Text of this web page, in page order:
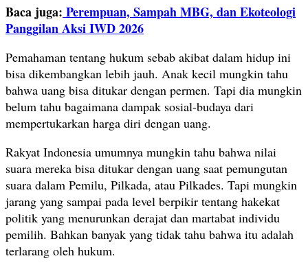
Baca juga: Perempuan, Sampah MBG, dan Ekoteologi
Panggilan Aksi IWD 2026
Pemahaman tentang hukum sebab akibat dalam hidup ini
bisa dikembangkan lebih jauh. Anak kecil mungkin tahu
bahwa uang bisa ditukar dengan permen. Tapi dia mungkin
belum tahu bagaimana dampak sosial-budaya dari
mempertukarkan harga diri dengan uang.
Rakyat Indonesia umumnya mungkin tahu bahwa nilai
suara mereka bisa ditukar dengan uang saat pemungutan
suara dalam Pemilu, Pilkada, atau Pilkades. Tapi mungkin
jarang yang sampai pada level berpikir tentang hakekat
politik yang menurunkan derajat dan martabat individu
pemilih. Bahkan banyak yang tidak tahu bahwa itu adalah
terlarang oleh hukum.